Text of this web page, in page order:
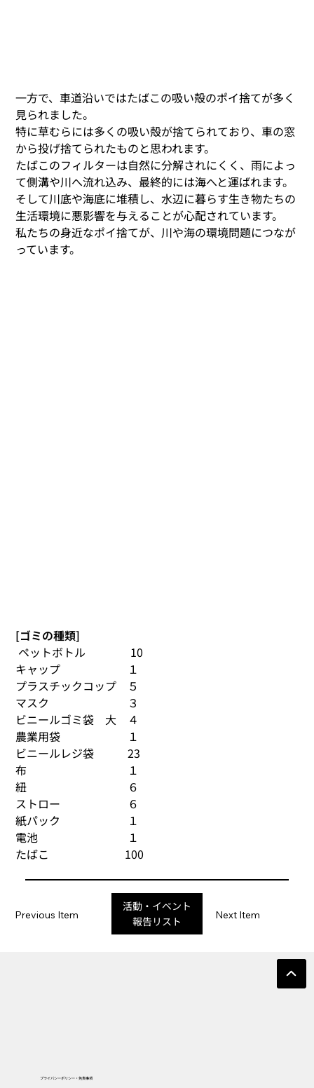
一方で、車道沿いではたばこの吸い殻のポイ捨てが多く
見られました。
特に草むらには多くの吸い殻が捨てられており、車の窓
から投げ捨てられたものと思われます。
たばこのフィルターは自然に分解されにくく、雨によっ
て側溝や川へ流れ込み、最終的には海へと運ばれます。
そして川底や海底に堆積し、水辺に暮らす生き物たちの
生活環境に悪影響を与えることが心配されています。
私たちの身近なポイ捨てが、川や海の環境問題につなが
っています。
[ゴミの種類]
ペットボトル　　　　10
キャップ　　　　　　１
プラスチックコップ　５
マスク　　　　　　　３
ビニールゴミ袋　大　４
農業用袋　　　　　　１
ビニールレジ袋　　　23
布　　　　　　　　　１
紐　　　　　　　　　６
ストロー　　　　　　６
紙パック　　　　　　１
電池　　　　　　　　１
たばこ　　　　　　   100
Previous Item Next Item
活動・イベント
報告リスト
プライバシーポリシー・免責事項